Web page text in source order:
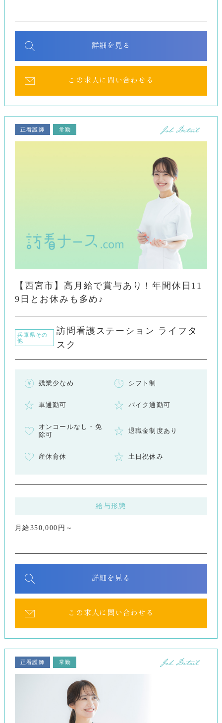
詳細を見る
この求人に問い合わせる
正看護師 常勤
【西宮市】高月給で賞与あり！年間休日11
9日とお休みも多め♪
兵庫県その
他
訪問看護ステーション ライフタ
スク
残業少なめ シフト制
車通勤可 バイク通勤可
オンコールなし・免
除可
退職金制度あり
産休育休 土日祝休み
給与形態
月給350,000円～
詳細を見る
この求人に問い合わせる
正看護師 常勤